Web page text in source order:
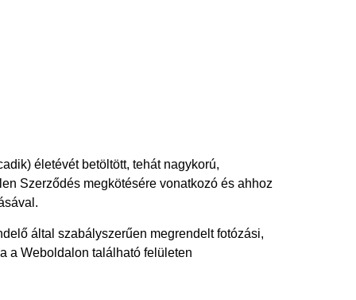
életévét betöltött, tehát nagykorú,
Szerződés megkötésére vonatkozó és ahhoz
által szabályszerűen megrendelt fotózási,
a Weboldalon található felületen